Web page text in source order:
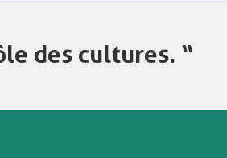
des cultures. “